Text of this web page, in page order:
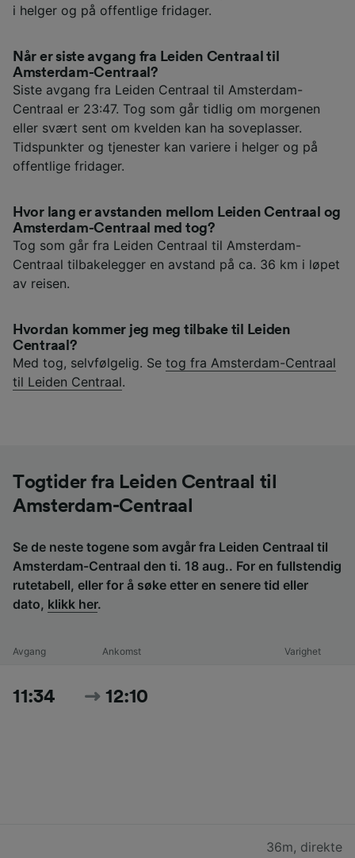
i helger og på offentlige fridager.
Når er siste avgang fra Leiden Centraal til
Amsterdam-Centraal?
Siste avgang fra Leiden Centraal til Amsterdam-
Centraal er 23:47. Tog som går tidlig om morgenen
eller svært sent om kvelden kan ha soveplasser.
Tidspunkter og tjenester kan variere i helger og på
offentlige fridager.
Hvor lang er avstanden mellom Leiden Centraal og
Amsterdam-Centraal med tog?
Tog som går fra Leiden Centraal til Amsterdam-
Centraal tilbakelegger en avstand på ca. 36 km i løpet
av reisen.
Hvordan kommer jeg meg tilbake til Leiden
Centraal?
Med tog, selvfølgelig. Se tog fra Amsterdam-Centraal
til Leiden Centraal.
Togtider fra Leiden Centraal til
Amsterdam-Centraal
Se de neste togene som avgår fra Leiden Centraal til
Amsterdam-Centraal den ti. 18 aug.. For en fullstendig
rutetabell, eller for å søke etter en senere tid eller
dato, klikk her.
Avgang Ankomst Varighet
11:34 12:10
36m, direkte